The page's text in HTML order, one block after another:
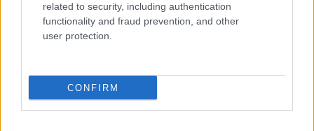
related to security, including authentication
functionality and fraud prevention, and other
user protection.
CONFIRM